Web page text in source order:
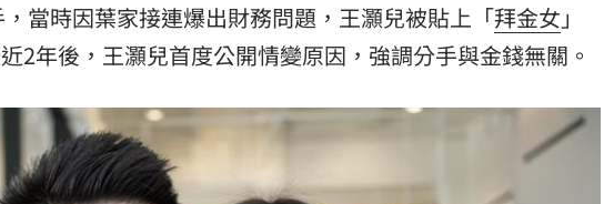
當時因葉家接連爆出財務問題，王灝兒被貼上「拜金女 」
2年後，王灝兒首度公開情變原因，強調分手與金錢無關。